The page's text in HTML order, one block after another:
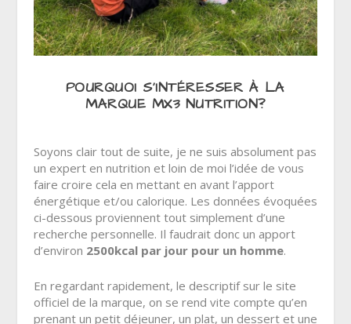
POURQUOI S’INTÉRESSER À LA
MARQUE MX3 NUTRITION?
Soyons clair tout de suite, je ne suis absolument pas
un expert en nutrition et loin de moi l’idée de vous
faire croire cela en mettant en avant l’apport
énergétique et/ou calorique. Les données évoquées
ci-dessous proviennent tout simplement d’une
recherche personnelle. Il faudrait donc un apport
d’environ 2500kcal par jour pour un homme.
En regardant rapidement, le descriptif sur le site
officiel de la marque, on se rend vite compte qu’en
prenant un petit déjeuner, un plat, un dessert et une